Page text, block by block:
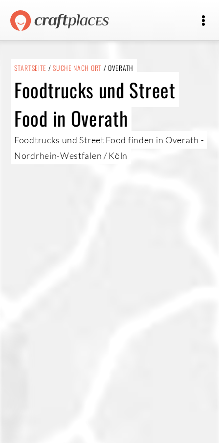
STARTSEITE /SUCHE NACH ORT / OVERATH
Foodtrucks und Street
Food in Overath
Foodtrucks und Street Food finden in Overath -
Nordrhein-Westfalen / Köln